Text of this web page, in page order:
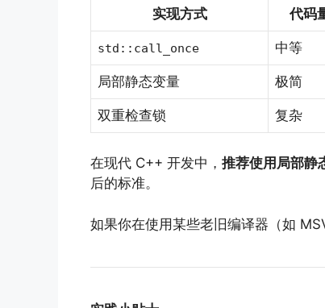
实现方式 代码
std::call_once 中等
局部静态变量 极简
双重检查锁 复杂
在现代 C++ 开发中， 推荐使用局部静
后的标准。
如果你在使用某些老旧编译器（如